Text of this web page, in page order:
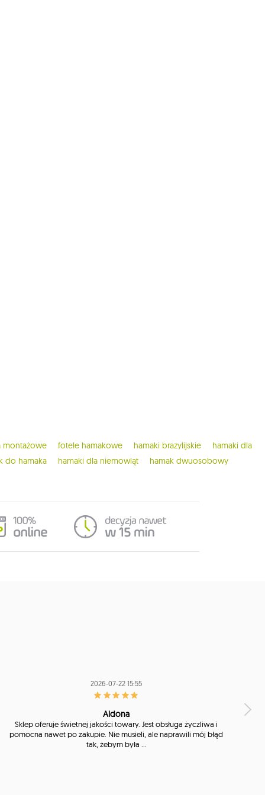
montażowe fotele hamakowe hamaki brazylijskie
hamaki dla
do hamaka hamaki dla niemowląt
hamak dwuosobowy
2026-07-22 15:55
Aldona
Sklep oferuje świetnej jakości towary. Jest obsługa życzliwa i
pomocna nawet po zakupie. Nie musieli, ale naprawili mój błąd
tak, żebym była ...